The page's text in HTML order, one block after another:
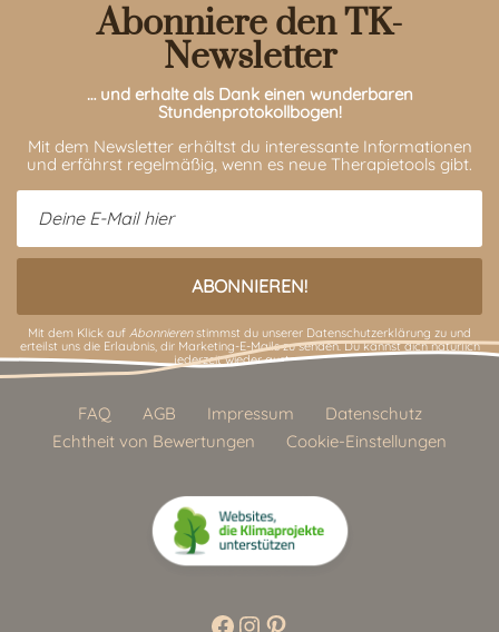
Abonniere den TK-
Newsletter
… und erhalte als Dank einen wunderbaren
Stundenprotokollbogen!
Mit dem Newsletter erhältst du interessante Informationen
und erfährst regelmäßig, wenn es neue Therapietools gibt.
Mit dem Klick auf Abonnierenstimmst du unserer Datenschutzerklärung zu und
erteilst uns die Erlaubnis, dir Marketing-E-Mails zu senden. Du kannst dich natürlich
jederzeit wieder austragen.
FAQ AGB Impressum
Datenschutz
Echtheit von Bewertungen
Cookie-Einstellungen